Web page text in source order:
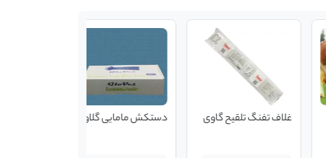
غلاف تفنگ تلقیح گاوی دستکش مامایی گلاوت